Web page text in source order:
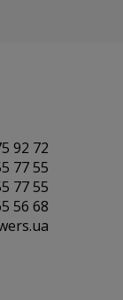
92 72
77 55
77 55
56 68